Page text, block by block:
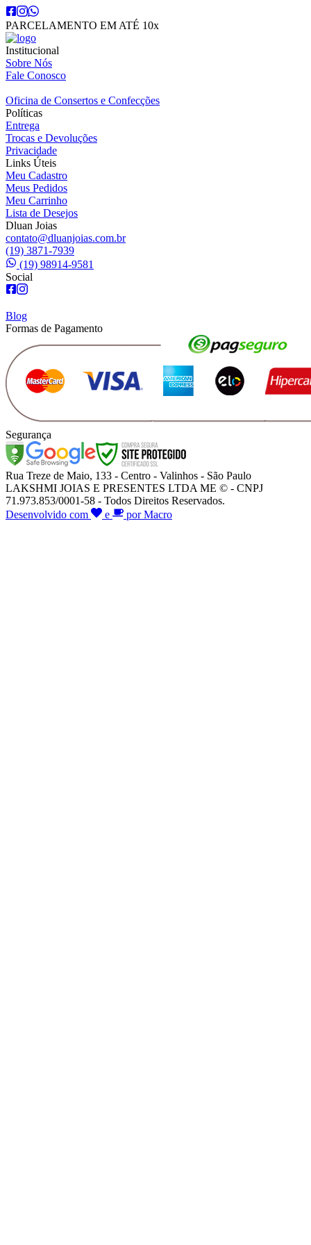
PARCELAMENTO EM ATÉ 10x
Institucional
Sobre Nós
Fale Conosco
Oficina de Consertos e Confecções
Políticas
Entrega
Trocas e Devoluções
Privacidade
Links Úteis
Meu Cadastro
Meus Pedidos
Meu Carrinho
Lista de Desejos
Dluan Joias
contato@dluanjoias.com.br
(19) 3871-7939
(19) 98914-9581
Social
Blog
Formas de Pagamento
Segurança
Rua Treze de Maio, 133 - Centro - Valinhos - São Paulo
LAKSHMI JOIAS E PRESENTES LTDA ME © - CNPJ
71.973.853/0001-58 - Todos Direitos Reservados.
Desenvolvido com
e por Macro